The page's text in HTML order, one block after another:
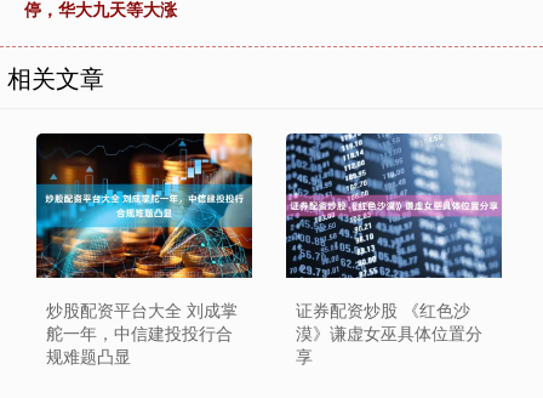
停，华大九天等大涨
相关文章
炒股配资平台大全 刘成掌
舵一年，中信建投投行合
规难题凸显
证券配资炒股 《红色沙
漠》谦虚女巫具体位置分
享